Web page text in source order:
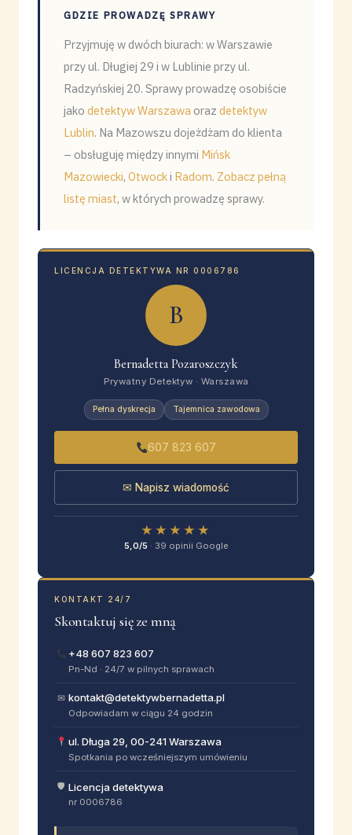
GDZIE PROWADZĘ SPRAWY
Przyjmuję w dwóch biurach: w Warszawie
przy ul. Długiej 29 i w Lublinie przy ul.
Radzyńskiej 20. Sprawy prowadzę osobiście
jako detektyw Warszawa oraz detektyw
Lublin. Na Mazowszu dojeżdżam do klienta
– obsługuję między innymi Mińsk
Mazowiecki, Otwocki Radom. Zobacz pełną
listę miast, w których prowadzę sprawy.
LICENCJA DETEKTYWA NR 0006786
B
Bernadetta Pozaroszczyk
Prywatny Detektyw · Warszawa
Pełna dyskrecja Tajemnica zawodowa
607 823 607
✉ Napisz wiadomość
★★★★★
5,0/5 · 39 opinii Google
KONTAKT 24/7
Skontaktuj się ze mną
+48 607 823 607
Pn-Nd · 24/7 w pilnych sprawach
✉ kontakt@detektywbernadetta.pl
Odpowiadam w ciągu 24 godzin
ul. Długa 29, 00-241 Warszawa
Spotkania po wcześniejszym umówieniu
🛡 Licencja detektywa
nr 0006786